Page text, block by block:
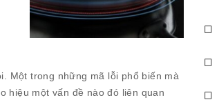
Một trong những mã lỗi phổ biến mà
hiệu một vấn đề nào đó liên quan